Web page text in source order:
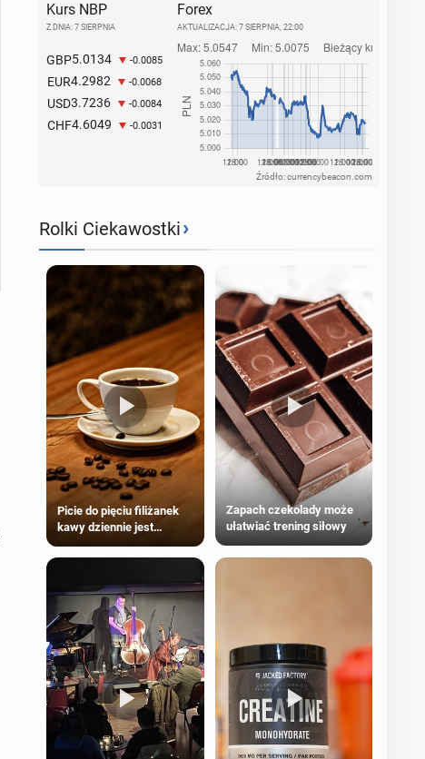
Kurs NBP
Z DNIA: 7 SIERPNIA
GBP5.0134 -0.0085
EUR4.2982 -0.0068
USD3.7236 -0.0084
CHF4.6049 -0.0031
Forex
AKTUALIZACJA: 7 SIERPNIA, 22:00
Źródło: currencybeacon.com
Rolki Ciekawostki›
Picie do pięciu filiżanek
kawy dziennie jest
większości dorosłych
Zapach czekolady może
ułatwiać trening siłowy